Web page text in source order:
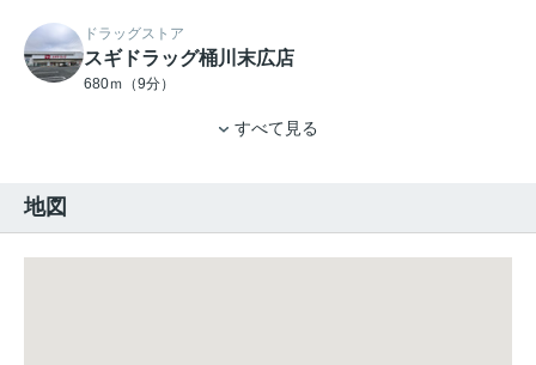
ドラッグストア
スギドラッグ桶川末広店
680ｍ（9分）
すべて見る
地図